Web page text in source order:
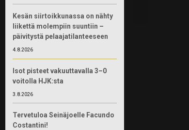
Kesän siirtoikkunassa on nähty
liikettä molempiin suuntiin –
päivitystä pelaajatilanteeseen
4.8.2026
Isot pisteet vakuuttavalla 3–0
voitolla HJK:sta
3.8.2026
Tervetuloa Seinäjoelle Facundo
Costantini!